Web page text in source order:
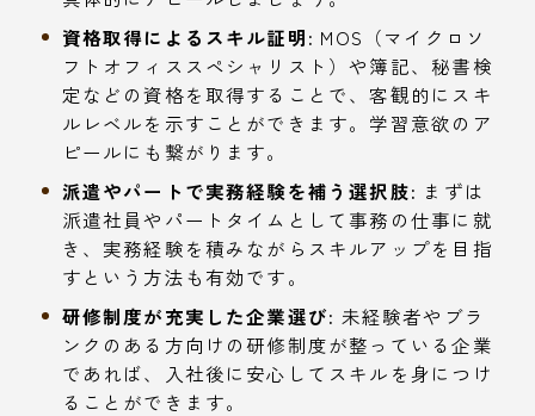
資格取得によるスキル証明: MOS（マイクロソ
フトオフィススペシャリスト）や簿記、秘書検
定などの資格を取得することで、客観的にスキ
ルレベルを示すことができます。学習意欲のア
ピールにも繋がります。
派遣やパートで実務経験を補う選択肢: まずは
派遣社員やパートタイムとして事務の仕事に就
き、実務経験を積みながらスキルアップを目指
すという方法も有効です。
研修制度が充実した企業選び: 未経験者やブラ
ンクのある方向けの研修制度が整っている企業
であれば、入社後に安心してスキルを身につけ
ることができます。